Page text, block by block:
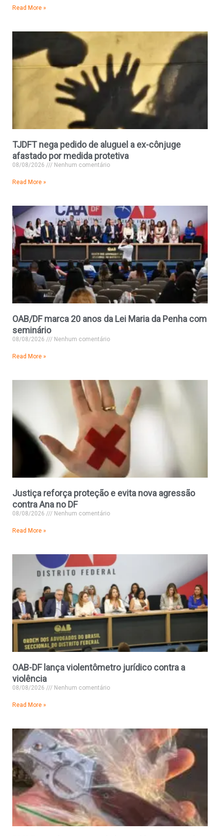
Read More »
TJDFT nega pedido de aluguel a ex-cônjuge
afastado por medida protetiva
08/08/2026 Nenhum comentário
Read More »
OAB/DF marca 20 anos da Lei Maria da Penha com
seminário
08/08/2026 Nenhum comentário
Read More »
Justiça reforça proteção e evita nova agressão
contra Ana no DF
08/08/2026 Nenhum comentário
Read More »
OAB-DF lança violentômetro jurídico contra a
violência
08/08/2026 Nenhum comentário
Read More »